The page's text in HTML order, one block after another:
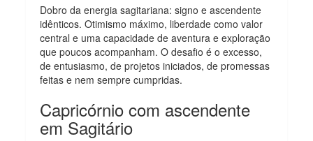
Dobro da energia sagitariana: signo e ascendente
idênticos. Otimismo máximo, liberdade como valor
central e uma capacidade de aventura e exploração
que poucos acompanham. O desafio é o excesso,
de entusiasmo, de projetos iniciados, de promessas
feitas e nem sempre cumpridas.
Capricórnio com ascendente
em Sagitário